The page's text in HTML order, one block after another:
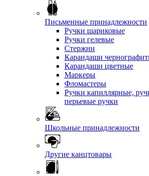
Письменные принадлежности
Ручки шариковые
Ручки гелевые
Стержни
Карандаши
Карандаши цветные
Маркеры
Фломастеры
Ручки капиллярные,
перьевые ручки
Школьные принадлежности
Другие канцтовары